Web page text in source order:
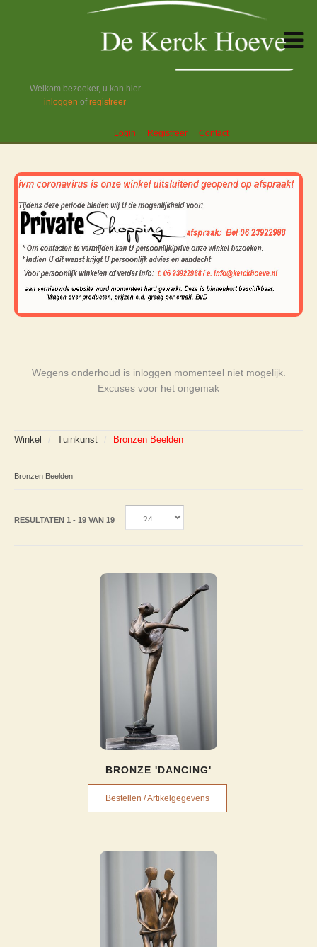
Welkom bezoeker, u kan hier
inloggen ofregistreer
Login Registreer Contact
Wegens onderhoud is inloggen momenteel niet mogelijk.
Excuses voor het ongemak
Winkel Tuinkunst Bronzen Beelden
Bronzen Beelden
RESULTATEN 1 - 19 VAN 19
BRONZE 'DANCING'
Bestellen / Artikelgegevens